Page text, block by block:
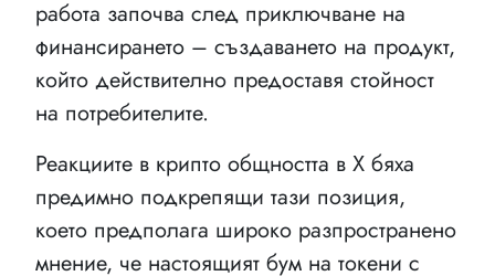
работа започва след приключване на
финансирането – създаването на продукт,
който действително предоставя стойност
на потребителите.
Реакциите в крипто общността в X бяха
предимно подкрепящи тази позиция,
което предполага широко разпространено
мнение, че настоящият бум на токени с